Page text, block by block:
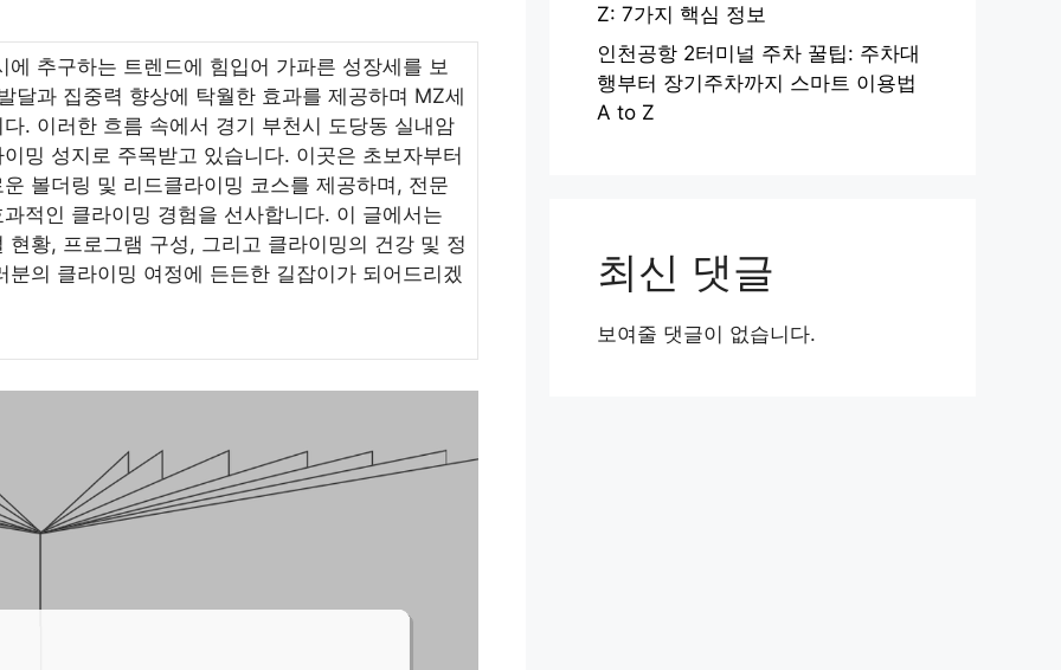
추구하는 트렌드에 힘입어 가파른 성장세를 보
달과 집중력 향상에 탁월한 효과를 제공하며 MZ세
. 이러한 흐름 속에서 경기 부천시 도당동 실내암
밍 성지로 주목받고 있습니다. 이곳은 초보자부터
볼더링 및 리드클라이밍 코스를 제공하며, 전문
적인 클라이밍 경험을 선사합니다. 이 글에서는
황, 프로그램 구성, 그리고 클라이밍의 건강 및 정
의 클라이밍 여정에 든든한 길잡이가 되어드리겠
Z: 7가지 핵심 정보
인천공항 2터미널 주차 꿀팁: 주차대
행부터 장기주차까지 스마트 이용법
A to Z
최신 댓글
보여줄 댓글이 없습니다.